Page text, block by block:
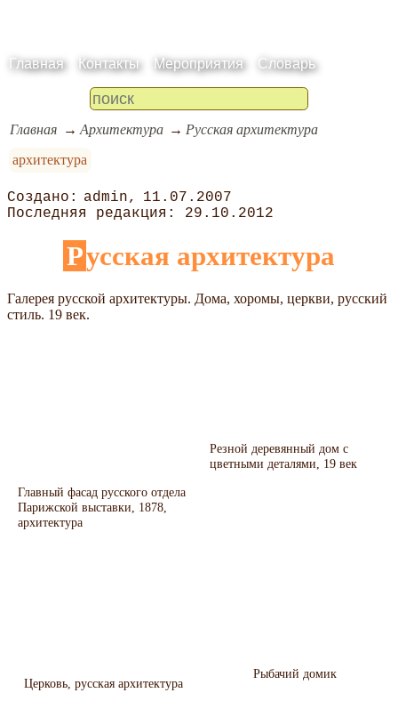
Главная Контакты Мероприятия Словарь
Главная Архитектура
Русская архитектура
архитектура
admin
11.07.2007
29.10.2012
Русская архитектура
Галерея русской архитектуры. Дома, хоромы, церкви, русский
стиль. 19 век.
Главный фасад русского отдела
Парижской выставки, 1878,
архитектура
Резной деревянный дом с
цветными деталями, 19 век
Церковь, русская архитектура
Рыбачий домик